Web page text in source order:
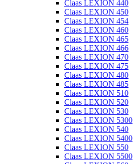
Claas LEXION 440
Claas LEXION 450
Claas LEXION 454
Claas LEXION 460
Claas LEXION 465
Claas LEXION 466
Claas LEXION 470
Claas LEXION 475
Claas LEXION 480
Claas LEXION 485
Claas LEXION 510
Claas LEXION 520
Claas LEXION 530
Claas LEXION 5300
Claas LEXION 540
Claas LEXION 5400
Claas LEXION 550
Claas LEXION 5500